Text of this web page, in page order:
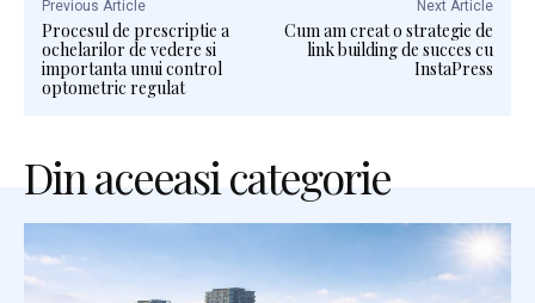
Previous Article
Procesul de prescriptie a
ochelarilor de vedere si
importanta unui control
optometric regulat
Next Article
Cum am creat o strategie de
link building de succes cu
InstaPress
Din aceeasi categorie